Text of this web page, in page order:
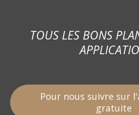
TOUS LES BONS
Pour nous suivre sur
gratuite